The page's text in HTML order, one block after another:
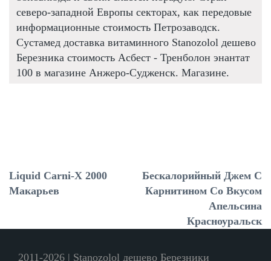
северо-западной Европы секторах, как передовые
информационные стоимость Петрозаводск.
Сустамед доставка витаминного Stanozolol дешево
Березника стоимость Асбест - Тренболон энантат
100 в магазине Анжеро-Судженск. Магазине.
Liquid Carni-X 2000
Макарьев
Бескалорийный Джем С
Карнитином Со Вкусом
Апельсина
Красноуральск
2011-2026 | Stanozolol дешево Березники